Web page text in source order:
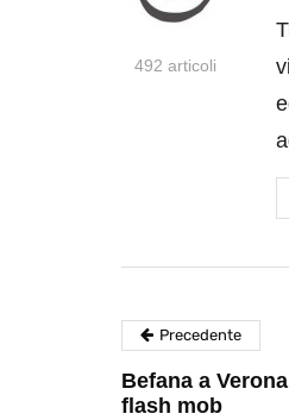
492 articoli
Precedente
Befana a
flash mob